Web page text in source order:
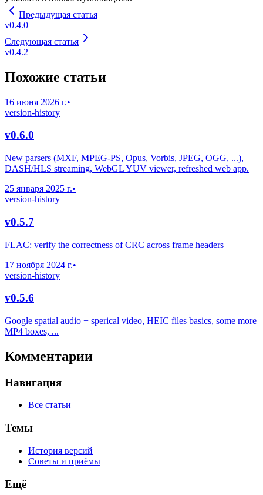
Предыдущая статья
v0.4.0
Следующая статья
v0.4.2
Похожие статьи
16 июня 2026 г.•
version-history
v0.6.0
New parsers (MXF, MPEG-PS, Opus, Vorbis, JPEG, OGG, ...),
DASH/HLS streaming, WebGL YUV viewer, refreshed web app.
25 января 2025 г.•
version-history
v0.5.7
FLAC: verify the correctness of CRC across frame headers
17 ноября 2024 г.•
version-history
v0.5.6
Google spatial audio + sperical video, HEIC files basics, some more
MP4 boxes, ...
Комментарии
Навигация
Все статьи
Темы
История версий
Советы и приёмы
Ещё